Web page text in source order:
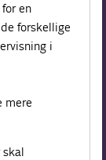
en
forskellige
i
mere